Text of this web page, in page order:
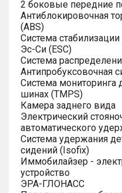
2 боковые передние
Антиблокировочная
(ABS)
Система
Эс-Си (ESC)
Система
Антипробуксовочная
Система мониторинга
шинах (TMPS)
Камера заднего вида
Электрический
автоматического
Система удержания
сидений (Isofix)
Иммобилайзер -
устройство
ЭРА-ГЛОНАСС